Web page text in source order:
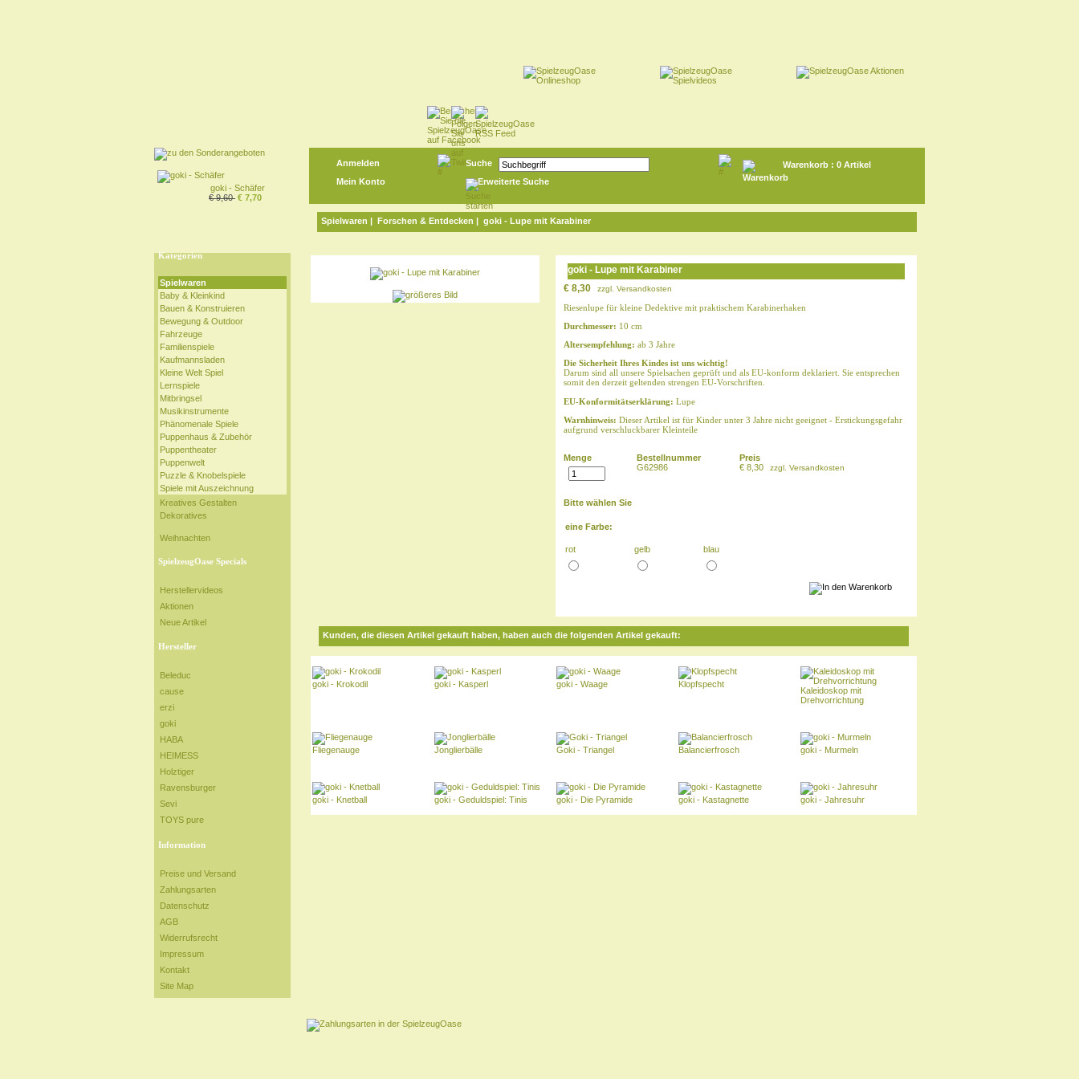
goki - Schäfer
€ 9,60 € 7,70
Anmelden
Mein Konto
Suche
Erweiterte Suche
Warenkorb : 0 Artikel
Spielwaren | Forschen & Entdecken | goki - Lupe mit Karabiner
Kategorien
Spielwaren
Baby & Kleinkind
Bauen & Konstruieren
Bewegung & Outdoor
Fahrzeuge
Familienspiele
Kaufmannsladen
Kleine Welt Spiel
Lernspiele
Mitbringsel
Musikinstrumente
Phänomenale Spiele
Puppenhaus & Zubehör
Puppentheater
Puppenwelt
Puzzle & Knobelspiele
Spiele mit Auszeichnung
Kreatives Gestalten
Dekoratives
Weihnachten
SpielzeugOase Specials
Herstellervideos
Aktionen
Neue Artikel
Hersteller
Beleduc
cause
erzi
goki
HABA
HEIMESS
Holztiger
Ravensburger
Sevi
TOYS pure
Information
Preise und Versand
Zahlungsarten
Datenschutz
AGB
Widerrufsrecht
Impressum
Kontakt
Site Map
goki - Lupe mit Karabiner
€ 8,30
zzgl. Versandkosten
Riesenlupe für kleine Dedektive mit praktischem Karabinerhaken
Durchmesser: 10 cm
Altersempfehlung: ab 3 Jahre
Die Sicherheit Ihres Kindes ist uns wichtig!
Darum sind all unsere Spielsachen geprüft und als EU-konform deklariert. Sie entsprechen
somit den derzeit geltenden strengen EU-Vorschriften.
EU-Konformitätserklärung: Lupe
Warnhinweis: Dieser Artikel ist für Kinder unter 3 Jahre nicht geeignet - Erstickungsgefahr
aufgrund verschluckbarer Kleinteile
Menge
Bestellnummer
G62986
Preis
€ 8,30
zzgl. Versandkosten
Bitte wählen Sie
eine Farbe:
rot gelb blau
Kunden, die diesen Artikel gekauft haben, haben auch die folgenden Artikel gekauft:
goki - Krokodil goki - Kasperl goki - Waage Klopfspecht
Kaleidoskop mit
Drehvorrichtung
Fliegenauge Jonglierbälle Goki - Triangel Balancierfrosch goki - Murmeln
goki - Knetball goki - Geduldspiel: Tinis goki - Die Pyramide goki - Kastagnette goki - Jahresuhr